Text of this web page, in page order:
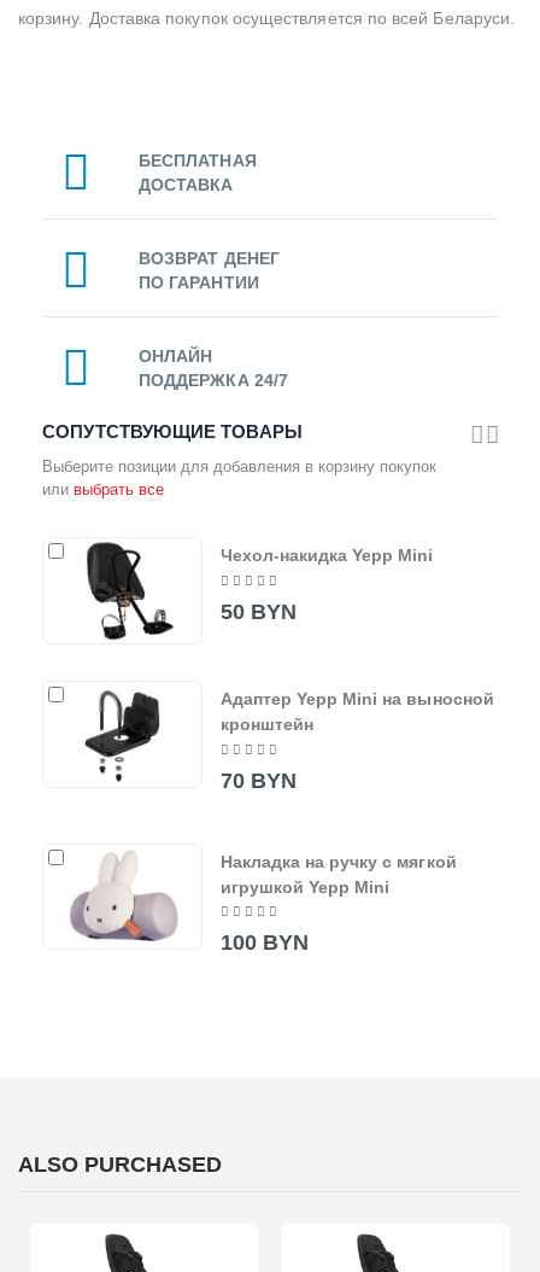
корзину. Доставка покупок осуществляется по всей Беларуси.
БЕСПЛАТНАЯ
ДОСТАВКА
ВОЗВРАТ ДЕНЕГ
ПО ГАРАНТИИ
ОНЛАЙН
ПОДДЕРЖКА 24/7
СОПУТСТВУЮЩИЕ ТОВАРЫ
Выберите позиции для добавления в корзину покупок
или выбрать все
Чехол-накидка Yepp Mini
50 BYN
Адаптер Yepp Mini на выносной
кронштейн
70 BYN
Накладка на ручку с мягкой
игрушкой Yepp Mini
100 BYN
ALSO PURCHASED